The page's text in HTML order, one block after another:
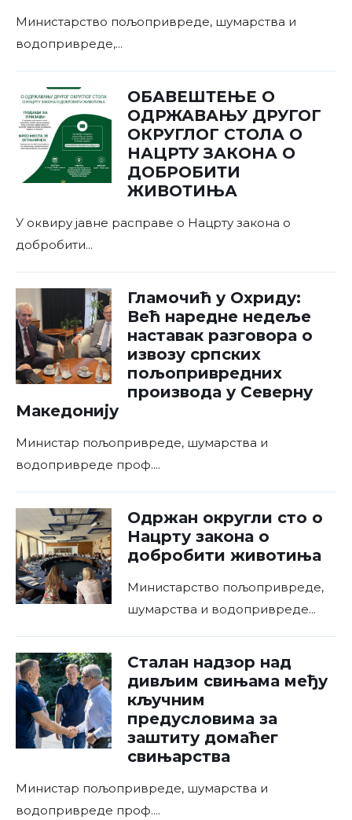
Министарство пољопривреде, шумарства и
водопривреде,...
ОБАВЕШТЕЊЕ О
ОДРЖАВАЊУ ДРУГОГ
ОКРУГЛОГ СТОЛА О
НАЦРТУ ЗАКОНА О
ДОБРОБИТИ
ЖИВОТИЊА
У оквиру јавне расправе о Нацрту закона о
добробити...
Гламочић у Охриду:
Већ наредне недеље
наставак разговора о
извозу српских
пољопривредних
производа у Северну
Македонију
Министар пољопривреде, шумарства и
водопривреде проф....
Одржан округли сто о
Нацрту закона о
добробити животиња
Министарство пољопривреде,
шумарства и водопривреде...
Сталан надзор над
дивљим свињама међу
кључним
предусловима за
заштиту домаћег
свињарства
Министар пољопривреде, шумарства и
водопривреде проф....